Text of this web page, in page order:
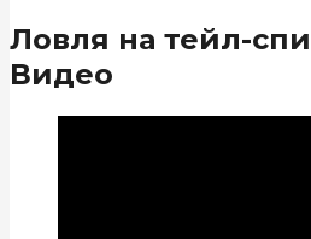
Ловля на тейл-
Видео